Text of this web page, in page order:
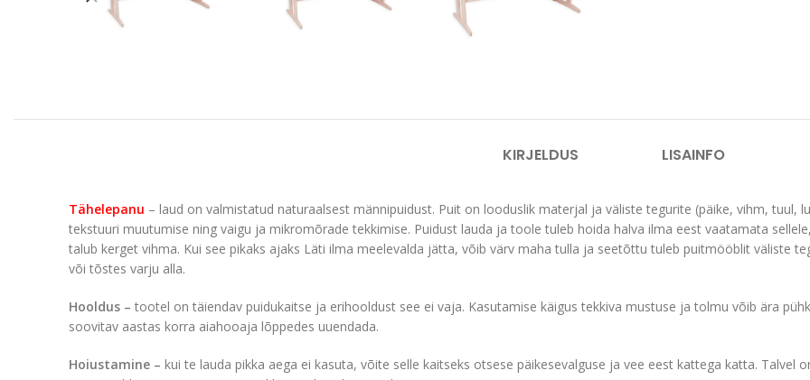
KIRJELDUS LISAINFO
Tähelepanu – laud on valmistatud naturaalsest männipuidust. Puit on looduslik materjal ja väliste tegurite (päike, vihm, tuul,
tekstuuri muutumise ning vaigu ja mikromõrade tekkimise. Puidust lauda ja toole tuleb hoida halva ilma eest vaatamata
talub kerget vihma. Kui see pikaks ajaks Läti ilma meelevalda jätta, võib värv maha tulla ja seetõttu tuleb puitmööblit väliste
või tõstes varju alla.
Hooldus – tootel on täiendav puidukaitse ja erihooldust see ei vaja. Kasutamise käigus tekkiva mustuse ja tolmu võib ära
soovitav aastas korra aiahooaja lõppedes uuendada.
Hoiustamine – kui te lauda pikka aega ei kasuta, võite selle kaitseks otsese päikesevalguse ja vee eest kattega katta. Talvel